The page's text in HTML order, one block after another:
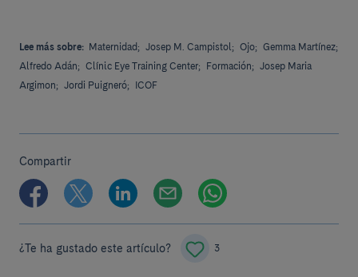
Lee más sobre: Maternidad; Josep M. Campistol; Ojo; Gemma Martínez;
Alfredo Adán; Clínic Eye Training Center; Formación; Josep Maria
Argimon; Jordi Puigneró; ICOF
Compartir
¿Te ha gustado este artículo? 3